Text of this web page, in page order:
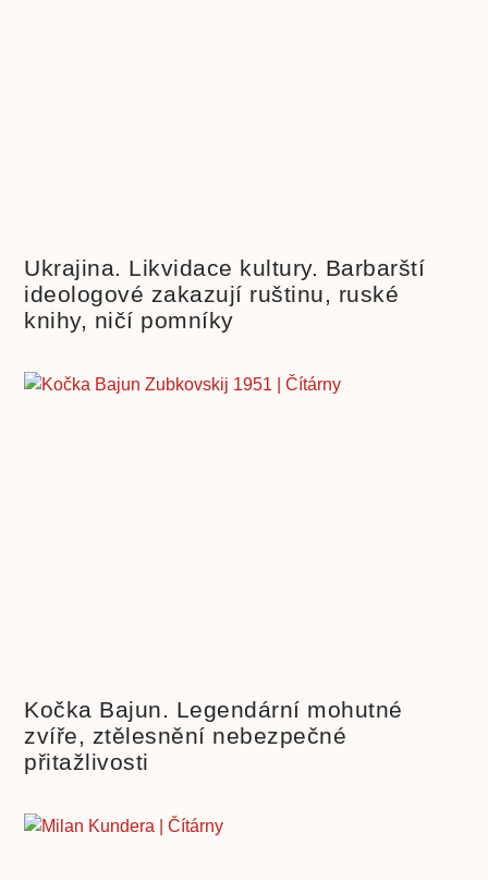
Ukrajina. Likvidace kultury. Barbarští
ideologové zakazují ruštinu, ruské
knihy, ničí pomníky
Kočka Bajun. Legendární mohutné
zvíře, ztělesnění nebezpečné
přitažlivosti